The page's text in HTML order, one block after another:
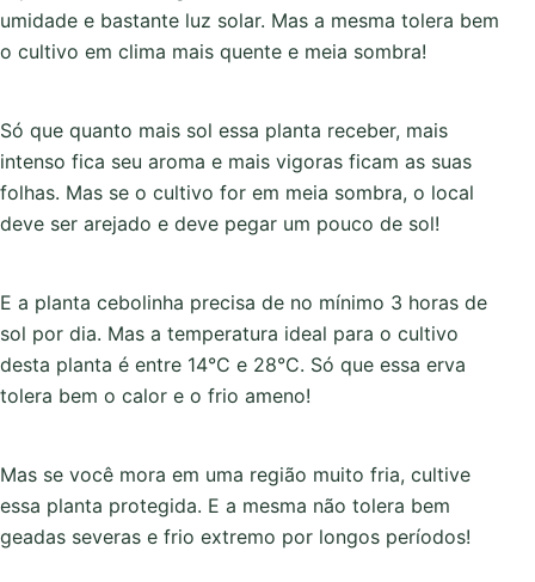
umidade e bastante luz solar. Mas a mesma tolera bem
o cultivo em clima mais quente e meia sombra!
Só que quanto mais sol essa planta receber, mais
intenso fica seu aroma e mais vigoras ficam as suas
folhas. Mas se o cultivo for em meia sombra, o local
deve ser arejado e deve pegar um pouco de sol!
E a planta cebolinha precisa de no mínimo 3 horas de
sol por dia. Mas a temperatura ideal para o cultivo
desta planta é entre 14°C e 28°C. Só que essa erva
tolera bem o calor e o frio ameno!
Mas se você mora em uma região muito fria, cultive
essa planta protegida. E a mesma não tolera bem
geadas severas e frio extremo por longos períodos!